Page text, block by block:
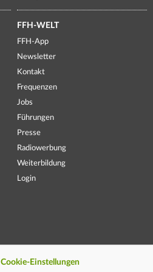
FFH-WELT
FFH-App
Newsletter
Kontakt
Frequenzen
Jobs
Führungen
Presse
Radiowerbung
Weiterbildung
Login
Cookie-Einstellungen